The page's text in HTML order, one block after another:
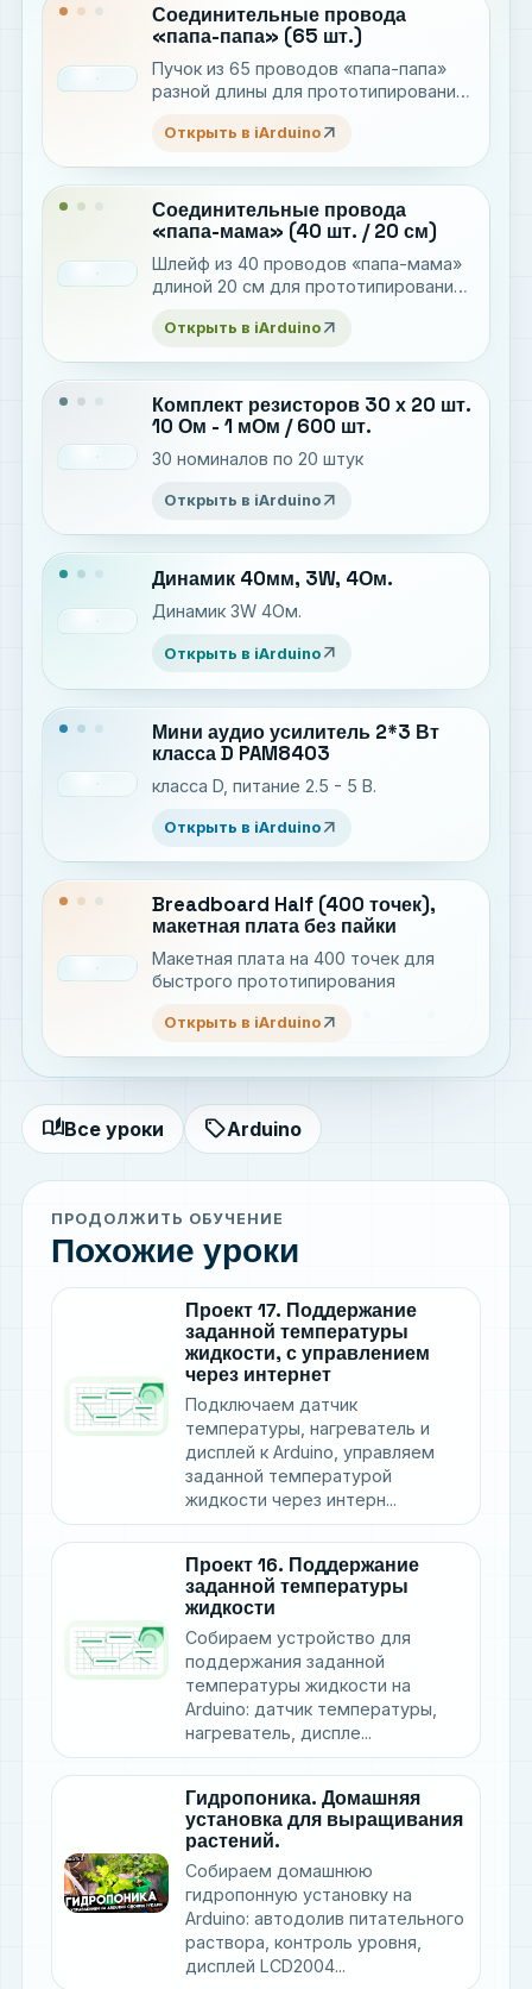
Соединительные провода
«папа-папа» (65 шт.)
Пучок из 65 проводов «папа-папа»
разной длины для прототипирования
Открыть в iArduino arrow_outward
Соединительные провода
«папа-мама» (40 шт. / 20 см)
Шлейф из 40 проводов «папа-мама»
длиной 20 см для прототипирования
Открыть в iArduino arrow_outward
Комплект резисторов 30 х 20 шт.
10 Ом - 1 мОм / 600 шт.
30 номиналов по 20 штук
Открыть в iArduino arrow_outward
Динамик 40мм, 3W, 4Ом.
Динамик 3W 4Ом.
Открыть в iArduino arrow_outward
Мини аудио усилитель 2*3 Вт
класса D PAM8403
класса D, питание 2.5 - 5 В.
Открыть в iArduino arrow_outward
Breadboard Half (400 точек),
макетная плата без пайки
Макетная плата на 400 точек для
быстрого прототипирования
Открыть в iArduino arrow_outward
auto_storiesВсе уроки sellArduino
ПРОДОЛЖИТЬ ОБУЧЕНИЕ
Похожие уроки
Проект 17. Поддержание
заданной температуры
жидкости, с управлением
через интернет
Подключаем датчик
температуры, нагреватель и
дисплей к Arduino, управляем
заданной температурой
жидкости через интерн...
Проект 16. Поддержание
заданной температуры
жидкости
Собираем устройство для
поддержания заданной
температуры жидкости на
Arduino: датчик температуры,
нагреватель, диспле...
Гидропоника. Домашняя
установка для выращивания
растений.
Собираем домашнюю
гидропонную установку на
Arduino: автодолив питательного
раствора, контроль уровня,
дисплей LCD2004...